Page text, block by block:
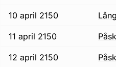
10 april 2150
11 april 2150
12 april 2150